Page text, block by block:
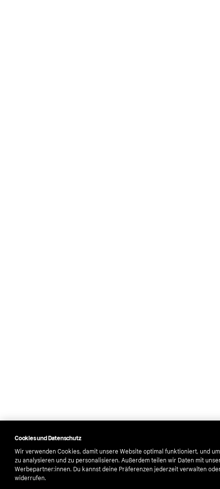
Cookies und Datenschutz
Wir verwenden Cookies, damit unsere Website optimal funktioniert, und
zu analysieren und zu personalisieren. Außerdem teilen wir Daten mit
Werbepartner:innen. Du kannst deine Präferenzen jederzeit verwalten
widerrufen.